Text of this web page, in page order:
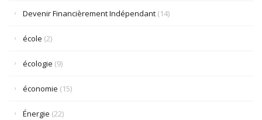
Devenir Financièrement Indépendant (14)
école (2)
écologie (9)
économie (15)
Énergie (22)